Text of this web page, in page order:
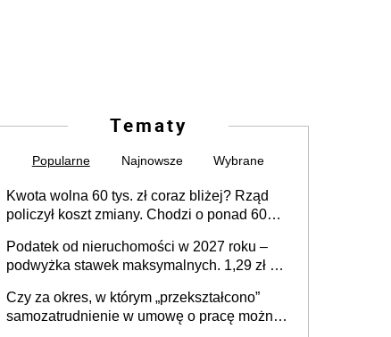
Tematy
Popularne Najnowsze Wybrane
Kwota wolna 60 tys. zł coraz bliżej? Rząd
policzył koszt zmiany. Chodzi o ponad 60
Podatek od nieruchomości w 2027 roku –
podwyżka stawek maksymalnych. 1,29 zł za
budynków i lokali związanych z
prowadzeniem działalności gospodarczej
Czy za okres, w którym „przekształcono”
samozatrudnienie w umowę o pracę można